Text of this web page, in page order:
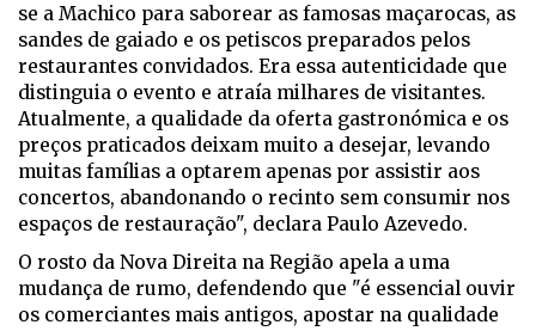
se a Machico para saborear as famosas maçarocas, as
sandes de gaiado e os petiscos preparados pelos
restaurantes convidados. Era essa autenticidade que
distinguia o evento e atraía milhares de visitantes.
Atualmente, a qualidade da oferta gastronómica e os
preços praticados deixam muito a desejar, levando
muitas famílias a optarem apenas por assistir aos
concertos, abandonando o recinto sem consumir nos
espaços de restauração", declara Paulo Azevedo.
O rosto da Nova Direita na Região apela a uma
mudança de rumo, defendendo que "é essencial ouvir
os comerciantes mais antigos, apostar na qualidade